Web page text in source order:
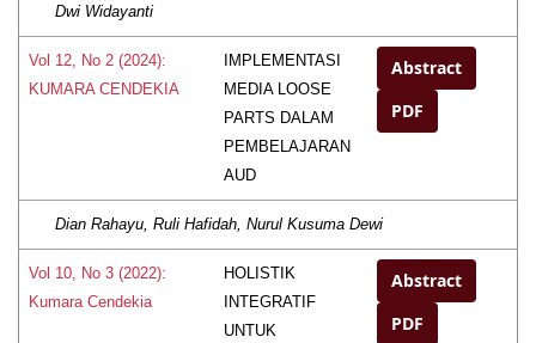
Dwi Widayanti
Vol 12, No 2 (2024):
KUMARA CENDEKIA
IMPLEMENTASI
MEDIA LOOSE
PARTS DALAM
PEMBELAJARAN
AUD
Abstract
PDF
Dian Rahayu, Ruli Hafidah, Nurul Kusuma Dewi
Vol 10, No 3 (2022):
Kumara Cendekia
HOLISTIK
INTEGRATIF
UNTUK
Abstract
PDF